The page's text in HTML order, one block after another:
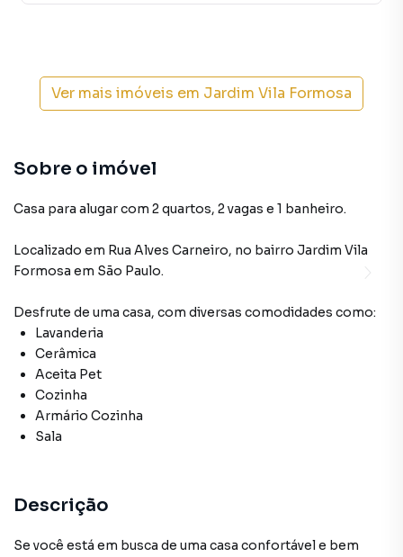
Ver mais imóveis em Jardim Vila Formosa
Sobre o imóvel
Casa para alugar com 2 quartos, 2 vagas e 1 banheiro.
Localizado em Rua Alves Carneiro, no bairro Jardim Vila
Formosa em São Paulo.
Desfrute de uma casa, com diversas comodidades como:
Lavanderia
Cerâmica
Aceita Pet
Cozinha
Armário Cozinha
Sala
Descrição
Se você está em busca de uma casa confortável e bem